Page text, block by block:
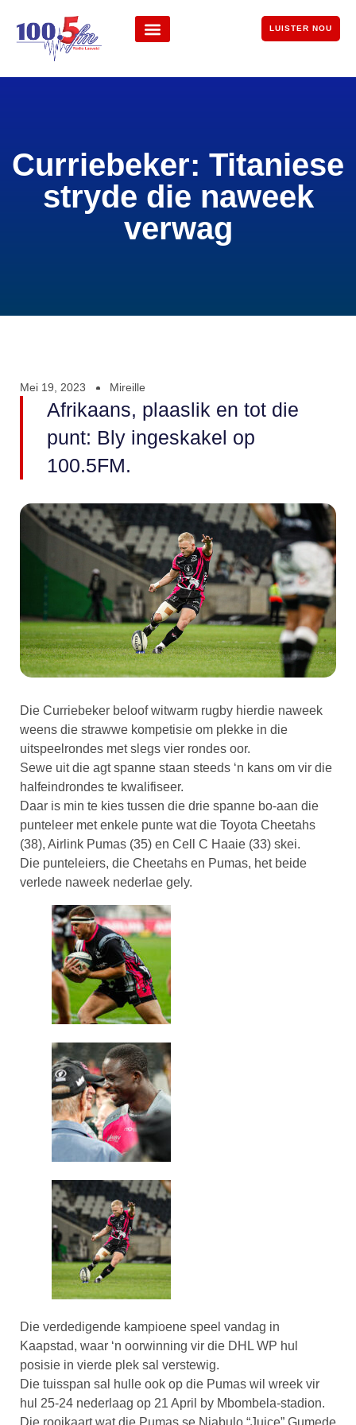
LUISTER NOU
Curriebeker: Titaniese
stryde die naweek
verwag
Mei 19, 2023 Mireille
Afrikaans, plaaslik en tot die
punt: Bly ingeskakel op
100.5FM.
Die Curriebeker beloof witwarm rugby hierdie naweek
weens die strawwe kompetisie om plekke in die
uitspeelrondes met slegs vier rondes oor.
Sewe uit die agt spanne staan steeds ‘n kans om vir die
halfeindrondes te kwalifiseer.
Daar is min te kies tussen die drie spanne bo-aan die
punteleer met enkele punte wat die Toyota Cheetahs
(38), Airlink Pumas (35) en Cell C Haaie (33) skei.
Die punteleiers, die Cheetahs en Pumas, het beide
verlede naweek nederlae gely.
Die verdedigende kampioene speel vandag in
Kaapstad, waar ‘n oorwinning vir die DHL WP hul
posisie in vierde plek sal verstewig.
Die tuisspan sal hulle ook op die Pumas wil wreek vir
hul 25-24 nederlaag op 21 April by Mbombela-stadion.